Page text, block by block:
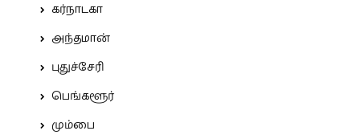
கர்நாடகா
அந்தமான்
புதுச்சேரி
பெங்களூர்
மும்பை